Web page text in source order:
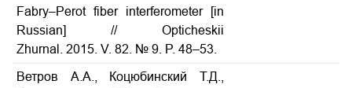
Fabry–Perot fiber interferometer
[in
Russian] // Opticheskii
Zhurnal. 2015. V. 82. № 9. P. 48–53.
Ветров А.А., Коцюбинский Т.Д.,